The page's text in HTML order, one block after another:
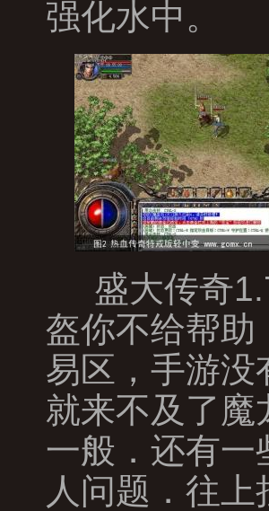
强化水中。
盛大传奇
盔你不给帮助
易区，手游没
就来不及了魔
一般．还有
人问题．往